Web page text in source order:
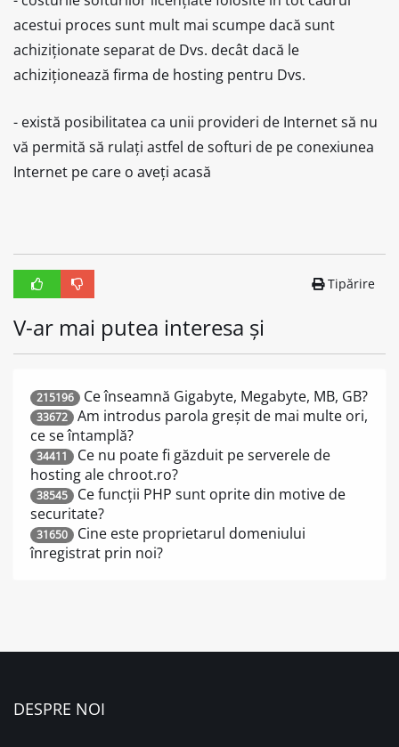
acestui proces sunt mult mai scumpe dacă sunt
achiziționate separat de Dvs. decât dacă le
achiziționează firma de hosting pentru Dvs.
- există posibilitatea ca unii provideri de Internet să nu
vă permită să rulați astfel de softuri de pe conexiunea
Internet pe care o aveți acasă
Tipărire
V-ar mai putea interesa și
215196 Ce înseamnă Gigabyte, Megabyte, MB, GB?
33672
Am introdus parola greșit de mai multe ori,
ce se întamplă?
34411
Ce nu poate fi găzduit pe serverele de
hosting ale chroot.ro?
38545
Ce funcții PHP sunt oprite din motive de
securitate?
31650
Cine este proprietarul domeniului
înregistrat prin noi?
DESPRE NOI